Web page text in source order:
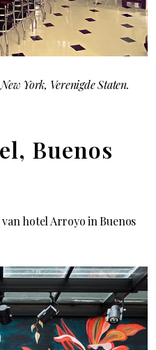
York, Verenigde Staten.
Buenos
hotel Arroyo in Buenos